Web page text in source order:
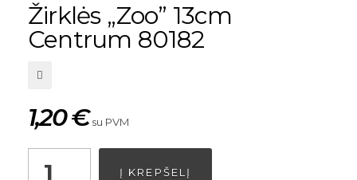
Žirklės „Zoo” 13cm
Centrum 80182
1,20€ su PVM
Į KREPŠELĮ